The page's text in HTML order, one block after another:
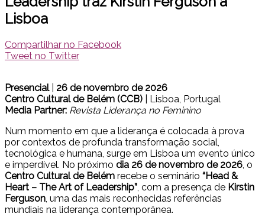
Lisboa
Compartilhar no Facebook
Tweet no Twitter
Presencial| 26 de novembro de 2026
Centro Cultural de Belém (CCB) | Lisboa, Portugal
Media Partner: Revista Liderança no Feminino
Num momento em que a liderança é colocada à prova
por contextos de profunda transformação social,
tecnológica e humana, surge em Lisboa um evento único
e imperdível. No próximo dia 26 de novembro de 2026, o
Centro Cultural de Belém recebe o seminário “Head &
Heart – The Art of Leadership”, com a presença de Kirstin
Ferguson, uma das mais reconhecidas referências
mundiais na liderança contemporânea.